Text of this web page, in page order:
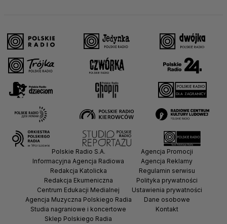
Polskie Radio S.A.
Informacyjna Agencja Radiowa
Redakcja Katolicka
Redakcja Ekumeniczna
Centrum Edukacji Medialnej
Agencja Muzyczna Polskiego Radia
Studia nagraniowe i koncertowe
Sklep Polskiego Radia
Agencja Promocji
Agencja Reklamy
Regulamin serwisu
Polityka prywatności
Ustawienia prywatności
Dane osobowe
Kontakt